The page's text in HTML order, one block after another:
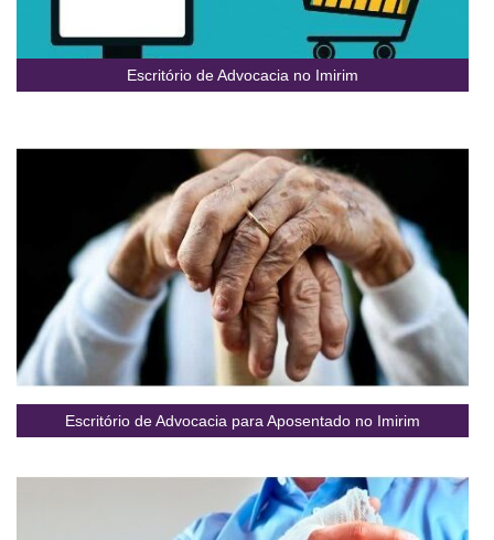
Escritório de Advocacia no Imirim
Escritório de Advocacia para Aposentado no Imirim